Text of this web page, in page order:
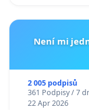
Není mi
2 005 podpisů
361 Podpisy / 7
22 Apr 2026